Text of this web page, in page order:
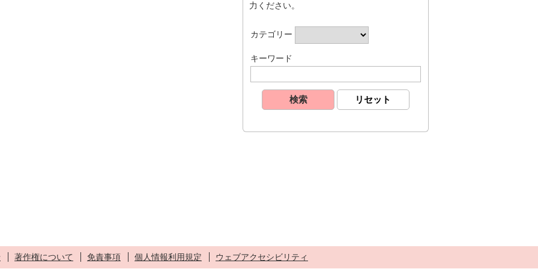
力ください。
カテゴリー
キーワード
著作権について 免責事項 個人情報利用規定 ウェブアクセシビリティ